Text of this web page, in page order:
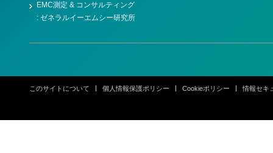
EMC測定 & コンサルティング
: ゼネラルイーエムシー研究所
このサイトについて 個人情報保護ポリシー Cookieポリシー 情報セキ